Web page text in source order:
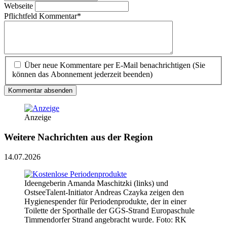
Webseite
Pflichtfeld Kommentar*
Über neue Kommentare per E-Mail benachrichtigen (Sie
können das Abonnement jederzeit beenden)
Kommentar absenden
Anzeige
Weitere Nachrichten aus der Region
14.07.2026
Ideengeberin Amanda Maschitzki (links) und
OstseeTalent-Initiator Andreas Czayka zeigen den
Hygienespender für Periodenprodukte, der in einer
Toilette der Sporthalle der GGS-Strand Europaschule
Timmendorfer Strand angebracht wurde. Foto: RK